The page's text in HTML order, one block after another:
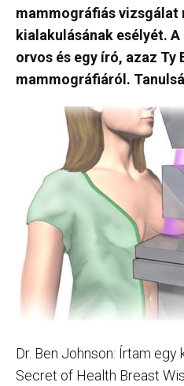
mammográfiás vizsgálat
kialakulásának esélyét.
orvos és egy író, azaz Ty
mammográfiáról.
Dr. Ben Johnson: Írtam egy
Secret of Health Breast